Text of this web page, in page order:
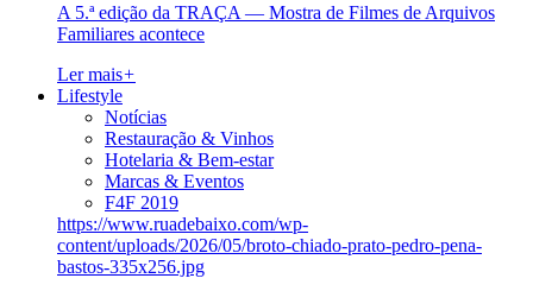
A 5.ª edição da TRAÇA — Mostra de Filmes de Arquivos
Familiares acontece
Ler mais+
Lifestyle
Notícias
Restauração & Vinhos
Hotelaria & Bem-estar
Marcas & Eventos
F4F 2019
https://www.ruadebaixo.com/wp-
content/uploads/2026/05/broto-chiado-prato-pedro-pena-
bastos-335x256.jpg